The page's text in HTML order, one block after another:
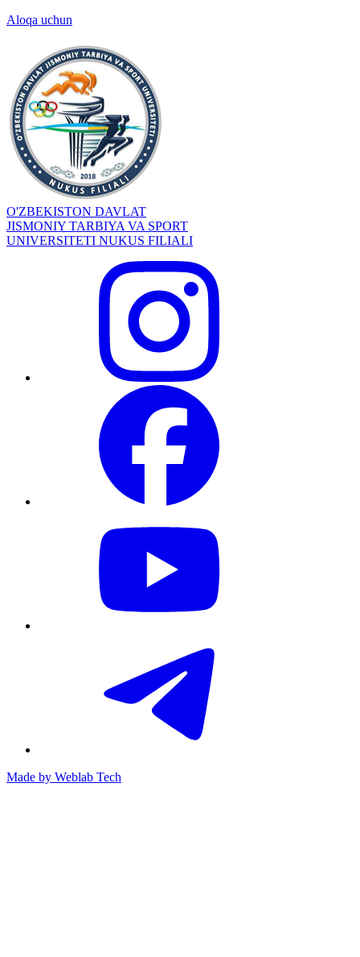
Aloqa uchun
O'ZBEKISTON DAVLAT
JISMONIY TARBIYA VA SPORT
UNIVERSITETI NUKUS FILIALI
Made by Weblab Tech